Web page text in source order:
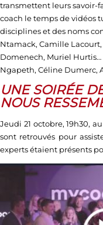
transmettent leurs savoir-
coach le temps de vidéos
disciplines et des noms
Ntamack, Camille
Domenech, Muriel
Ngapeth, Céline Dumerc,
UNE SOIRÉE
NOUS
Jeudi 21 octobre, 19h30,
sont retrouvés pour
experts étaient présents